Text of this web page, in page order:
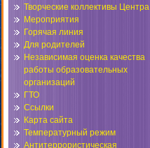
Творческие коллективы Центра
Мероприятия
Горячая линия
Для родителей
Независимая оценка качества
работы образовательных
организаций
ГТО
Ссылки
Карта сайта
Температурный режим
Антитеррористическая